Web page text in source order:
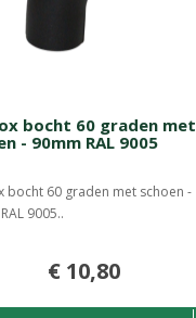
bocht 60 graden met
- 90mm RAL 9005
bocht 60 graden met schoen -
9005..
€ 10,80